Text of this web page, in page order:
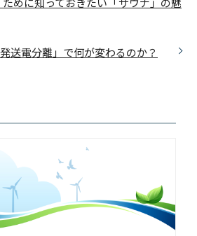
送電分離」で何が変わるのか？